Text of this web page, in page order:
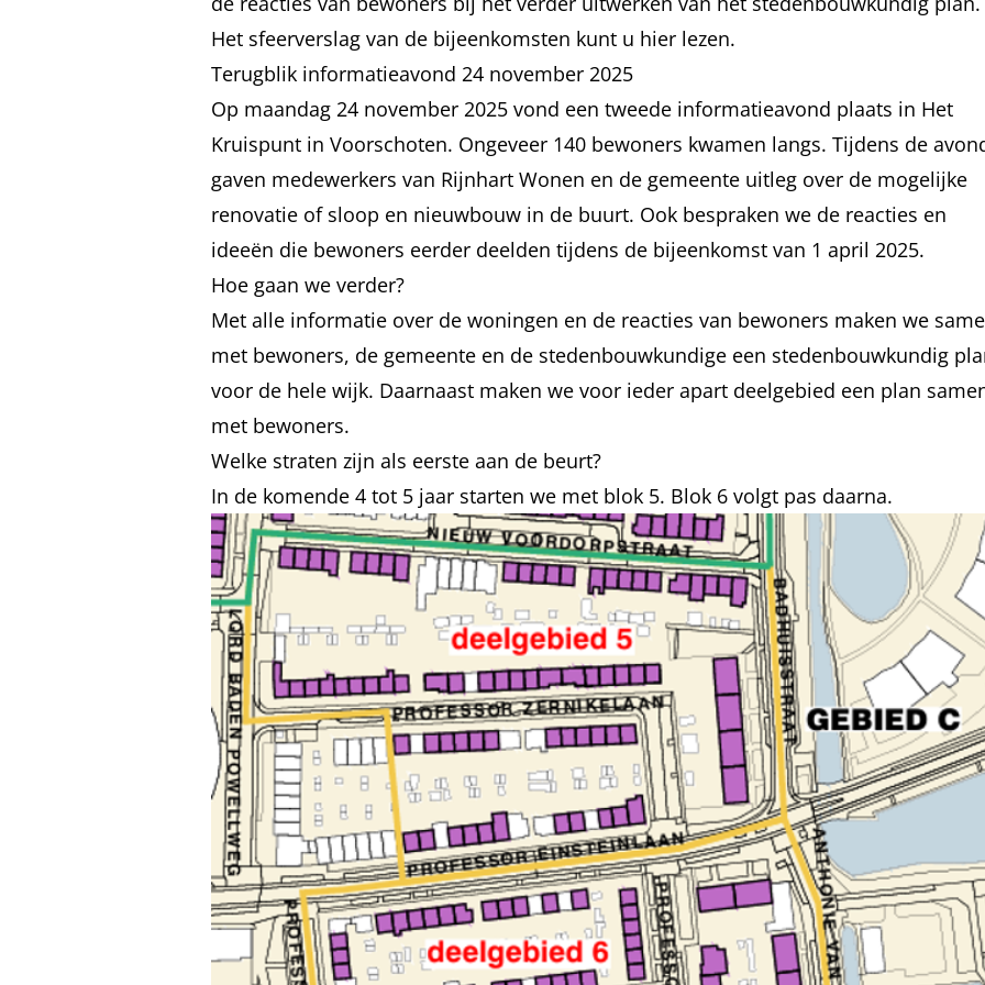
Het sfeerverslag van de bijeenkomsten kunt u hier lezen.
Terugblik informatieavond 24 november 2025
Op maandag 24 november 2025 vond een tweede informatieavond plaats in Het
Kruispunt in Voorschoten. Ongeveer 140 bewoners kwamen langs. Tijdens de
gaven medewerkers van Rijnhart Wonen en de gemeente uitleg over de mogelijke
renovatie of sloop en nieuwbouw in de buurt. Ook bespraken we de reacties en
ideeën die bewoners eerder deelden tijdens de bijeenkomst van 1 april 2025.
Hoe gaan we verder?
Met alle informatie over de woningen en de reacties van bewoners maken we
met bewoners, de gemeente en de stedenbouwkundige een stedenbouwkundig
voor de hele wijk. Daarnaast maken we voor ieder apart deelgebied een plan
met bewoners.
Welke straten zijn als eerste aan de beurt?
In de komende 4 tot 5 jaar starten we met blok 5. Blok 6 volgt pas daarna.